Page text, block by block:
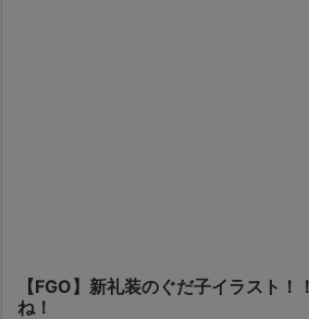
【FGO】新礼装のぐだ子イラスト
ね！